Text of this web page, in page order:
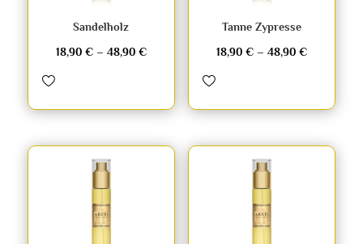
Sandelholz
18,90 €– 48,90 €
Tanne Zypresse
18,90 € – 48,90 €